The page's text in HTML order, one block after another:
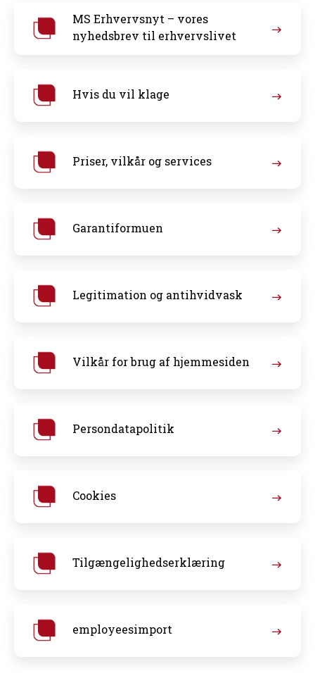
MS Erhvervsnyt – vores
nyhedsbrev til erhvervslivet
Hvis du vil klage
Priser, vilkår og services
Garantiformuen
Legitimation og antihvidvask
Vilkår for brug af hjemmesiden
Persondatapolitik
Cookies
Tilgængelighedserklæring
employeesimport